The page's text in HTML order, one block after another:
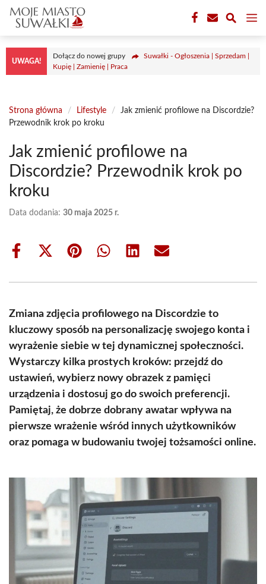
Przejdź
treści
UWAGA!
Dołącz do nowej grupy
Suwałki - Ogłoszenia | Sprzedam |
Kupię | Zamienię | Praca
Strona główna / Lifestyle /
Jak zmienić profilowe na Discordzie?
Przewodnik krok po kroku
Jak zmienić profilowe na
Discordzie? Przewodnik krok po
kroku
Data dodania: 30 maja 2025 r.
Share
Share
(Twitter)
Share Share Share Share
Zmiana zdjęcia profilowego na Discordzie to
kluczowy sposób na personalizację swojego konta i
wyrażenie siebie w tej dynamicznej społeczności.
Wystarczy kilka prostych kroków: przejdź do
ustawień, wybierz nowy obrazek z pamięci
urządzenia i dostosuj go do swoich preferencji.
Pamiętaj, że dobrze dobrany awatar wpływa na
pierwsze wrażenie wśród innych użytkowników
oraz pomaga w budowaniu twojej tożsamości online.